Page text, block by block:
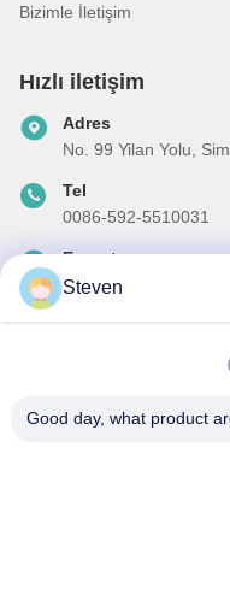
Bizimle İletişim
Hızlı iletişim
Adres
No. 99 Yilan Yolu,
Tel
0086-592-5510031
E-posta
steven@winley-
İndirimler ve daha fazlası
Steven
Good day, what product